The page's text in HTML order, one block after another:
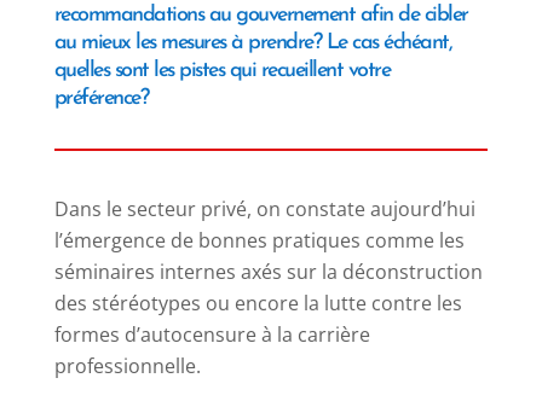
recommandations au gouvernement afin de cibler
au mieux les mesures à prendre? Le cas échéant,
quelles sont les pistes qui recueillent votre
préférence?
Dans le secteur privé, on constate aujourd’hui
l’émergence de bonnes pratiques comme les
séminaires internes axés sur la déconstruction
des stéréotypes ou encore la lutte contre les
formes d’autocensure à la carrière
professionnelle.